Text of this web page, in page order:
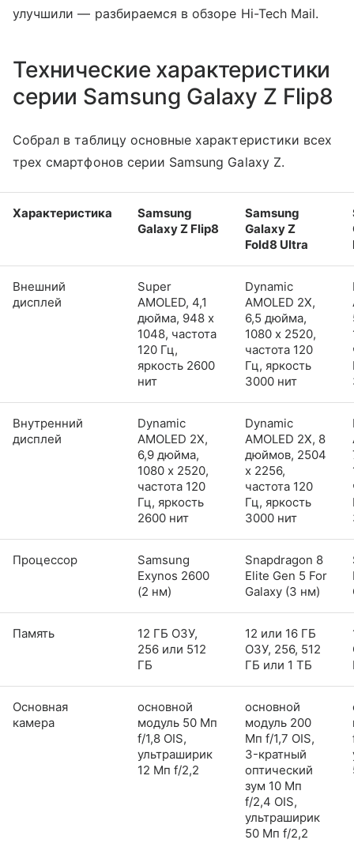
улучшили — разбираемся в обзоре Hi-Tech Mail.
Технические характеристики
серии Samsung Galaxy Z Flip8
Собрал в таблицу основные характеристики всех
трех смартфонов серии Samsung Galaxy Z.
Характеристика
Samsung
Galaxy Z Flip8
Samsung
Galaxy Z
Fold8 Ultra
Внешний
дисплей
Super
AMOLED, 4,1
дюйма, 948 x
1048, частота
120 Гц,
яркость 2600
нит
Dynamic
AMOLED 2X,
6,5 дюйма,
1080 x 2520,
частота 120
Гц, яркость
3000 нит
Внутренний
дисплей
Dynamic
AMOLED 2X,
6,9 дюйма,
1080 x 2520,
частота 120
Гц, яркость
2600 нит
Dynamic
AMOLED 2X, 8
дюймов, 2504
x 2256,
частота 120
Гц, яркость
3000 нит
Процессор
Samsung
Exynos 2600
(2 нм)
Snapdragon 8
Elite Gen 5 For
Galaxy (3 нм)
Память
12 ГБ ОЗУ,
256 или 512
ГБ
12 или 16 ГБ
ОЗУ, 256, 512
ГБ или 1 ТБ
Основная
камера
основной
модуль 50 Мп
f/1,8 OIS,
ультраширик
12 Мп f/2,2
основной
модуль 200
Мп f/1,7 OIS,
3-кратный
оптический
зум 10 Мп
f/2,4 OIS,
ультраширик
50 Мп f/2,2